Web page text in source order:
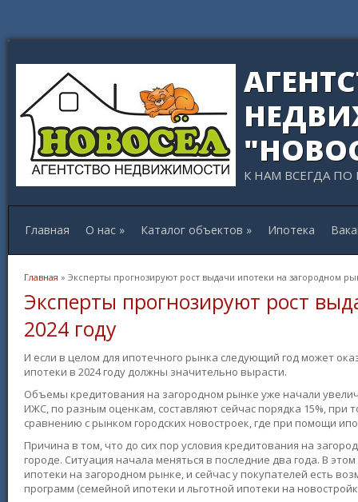
К НАМ ВСЕГДА ПО
Главная О нас » Каталог объектов » Ипотека
Вы здесь
Главная » Эксперты прогнозируют рост выдачи ипотеки на загородном
Эксперты прогнозируют рост
2024 году
И если в целом для ипотечного рынка следующий год может
ипотеки в 2024 году должны значительно вырасти.
Объемы кредитования на загородном рынке уже начали
ИЖС, по разным оценкам, составляют сейчас порядка 15%, при
сравнению с рынком городских новостроек, где при помощи
Причина в том, что до сих пор условия кредитования на
городе. Ситуация начала меняться в последние два года. В
ипотеки на загородном рынке, и сейчас у покупателей есть
программ (семейной ипотеки и льготной ипотеки на